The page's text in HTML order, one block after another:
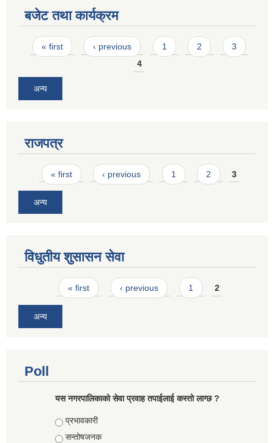
बजेट तथा कार्यक्रम
Pages
« first ‹ previous 1 2
3
4
अन्य
राजपत्र
Pages
« first ‹ previous 1 2 3
अन्य
विधुतीय शुसासन सेवा
Pages« first ‹ previous 1 2
अन्य
Poll
यस नगरपालिकाको सेवा प्रवाह तपाईलाई कस्तो लाग्छ ?
Choices
प्रभावकारी
सन्तोषजनक